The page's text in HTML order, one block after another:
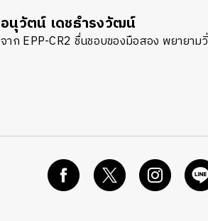
อนุวัตน์ เดชธำรงวัฒน์
จาก EPP-CR2 ชื่นชอบของมือสอง พยายาม